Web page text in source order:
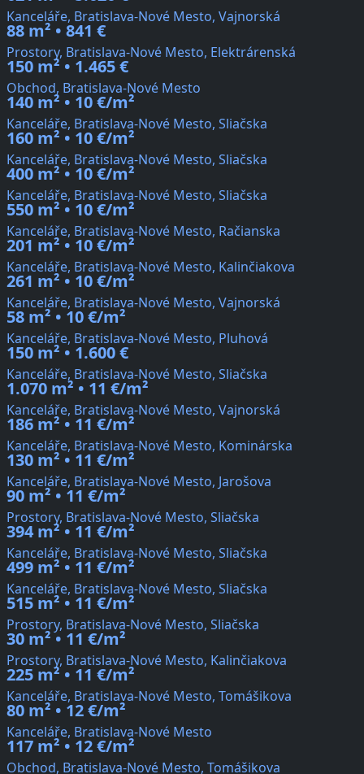
Kanceláře, Bratislava-Nové Mesto, Vajnorská
88 m² • 841 €
Prostory, Bratislava-Nové Mesto, Elektrárenská
150 m² • 1.465 €
Obchod, Bratislava-Nové Mesto
140 m² • 10 €/m²
Kanceláře, Bratislava-Nové Mesto, Sliačska
160 m² • 10 €/m²
Kanceláře, Bratislava-Nové Mesto, Sliačska
400 m² • 10 €/m²
Kanceláře, Bratislava-Nové Mesto, Sliačska
550 m² • 10 €/m²
Kanceláře, Bratislava-Nové Mesto, Račianska
201 m² • 10 €/m²
Kanceláře, Bratislava-Nové Mesto, Kalinčiakova
261 m² • 10 €/m²
Kanceláře, Bratislava-Nové Mesto, Vajnorská
58 m² • 10 €/m²
Kanceláře, Bratislava-Nové Mesto, Pluhová
150 m² • 1.600 €
Kanceláře, Bratislava-Nové Mesto, Sliačska
1.070 m² • 11 €/m²
Kanceláře, Bratislava-Nové Mesto, Vajnorská
186 m² • 11 €/m²
Kanceláře, Bratislava-Nové Mesto, Kominárska
130 m² • 11 €/m²
Kanceláře, Bratislava-Nové Mesto, Jarošova
90 m² • 11 €/m²
Prostory, Bratislava-Nové Mesto, Sliačska
394 m² • 11 €/m²
Kanceláře, Bratislava-Nové Mesto, Sliačska
499 m² • 11 €/m²
Kanceláře, Bratislava-Nové Mesto, Sliačska
515 m² • 11 €/m²
Prostory, Bratislava-Nové Mesto, Sliačska
30 m² • 11 €/m²
Prostory, Bratislava-Nové Mesto, Kalinčiakova
225 m² • 11 €/m²
Kanceláře, Bratislava-Nové Mesto, Tomášikova
80 m² • 12 €/m²
Kanceláře, Bratislava-Nové Mesto
117 m² • 12 €/m²
Obchod, Bratislava-Nové Mesto, Tomášikova